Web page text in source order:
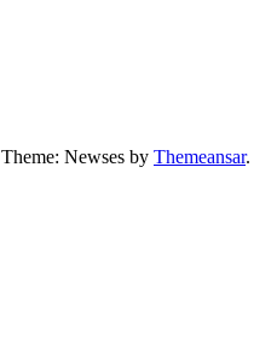
Theme: Newses by Themeansar.